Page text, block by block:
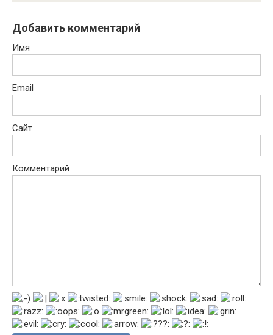
Добавить комментарий
Имя
Email
Сайт
Комментарий